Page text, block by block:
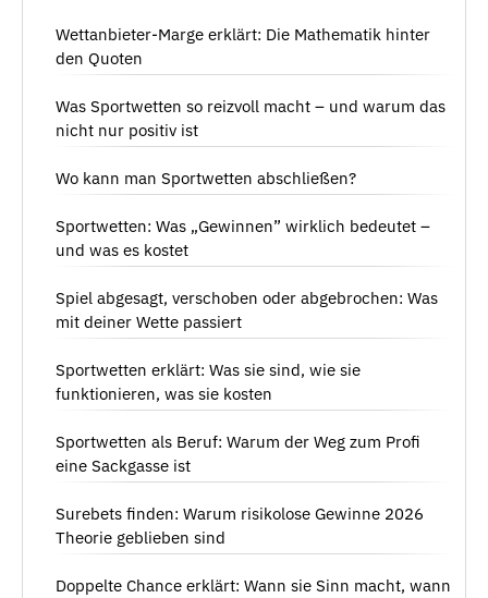
Wettanbieter-Marge erklärt: Die Mathematik hinter
den Quoten
Was Sportwetten so reizvoll macht – und warum das
nicht nur positiv ist
Wo kann man Sportwetten abschließen?
Sportwetten: Was „Gewinnen” wirklich bedeutet –
und was es kostet
Spiel abgesagt, verschoben oder abgebrochen: Was
mit deiner Wette passiert
Sportwetten erklärt: Was sie sind, wie sie
funktionieren, was sie kosten
Sportwetten als Beruf: Warum der Weg zum Profi
eine Sackgasse ist
Surebets finden: Warum risikolose Gewinne 2026
Theorie geblieben sind
Doppelte Chance erklärt: Wann sie Sinn macht, wann